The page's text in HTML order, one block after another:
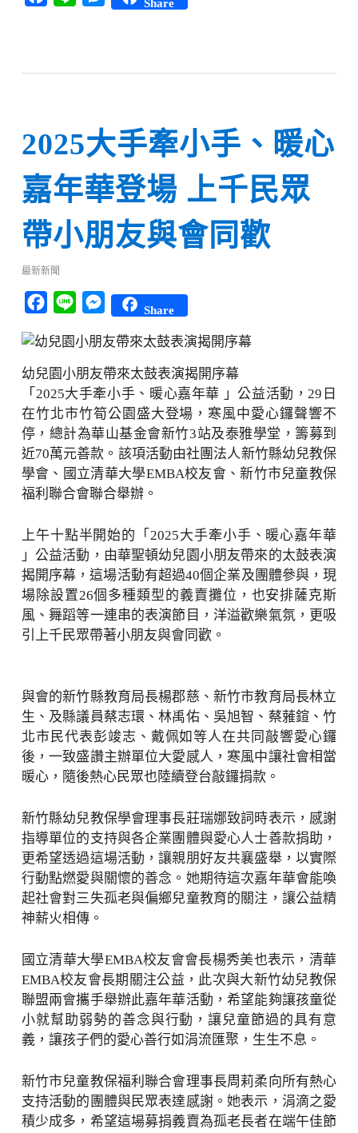
Share
2025大手牽小手、暖心
嘉年華登場 上千民眾
帶小朋友與會同歡
最新新聞
Facebook
Line Messenger
Share
幼兒園小朋友帶來太鼓表演揭開序幕
「2025大手牽小手、暖心嘉年華 」公益活動，29日
在竹北市竹筍公園盛大登場，寒風中愛心鑼聲響不
停，總計為華山基金會新竹3站及泰雅學堂，籌募到
近70萬元善款。該項活動由社團法人新竹縣幼兒教保
學會、國立清華大學EMBA校友會、新竹市兒童教保
福利聯合會聯合舉辦。
上午十點半開始的「2025大手牽小手、暖心嘉年華
」公益活動，由華聖頓幼兒園小朋友帶來的太鼓表演
揭開序幕，這場活動有超過40個企業及團體參與，現
場除設置26個多種類型的義賣攤位，也安排薩克斯
風、舞蹈等一連串的表演節目，洋溢歡樂氣氛，更吸
引上千民眾帶著小朋友與會同歡。
與會的新竹縣教育局長楊郡慈、新竹市教育局長林立
生、及縣議員蔡志環、林禹佑、吳旭智、蔡蕥鍹、竹
北市民代表彭竣志、戴佩如等人在共同敲響愛心鑼
後，一致盛讚主辦單位大愛感人，寒風中讓社會相當
暖心，隨後熱心民眾也陸續登台敲鑼捐款。
新竹縣幼兒教保學會理事長莊瑞娜致詞時表示，感謝
指導單位的支持與各企業團體與愛心人士善款捐助，
更希望透過這場活動，讓親朋好友共襄盛舉，以實際
行動點燃愛與關懷的善念。她期待這次嘉年華會能喚
起社會對三失孤老與偏鄉兒童教育的關注，讓公益精
神薪火相傳。
國立清華大學EMBA校友會會長楊秀美也表示，清華
EMBA校友會長期關注公益，此次與大新竹幼兒教保
聯盟兩會攜手舉辦此嘉年華活動，希望能夠讓孩童從
小就幫助弱勢的善念與行動，讓兒童節過的具有意
義，讓孩子們的愛心善行如涓流匯聚，生生不息。
新竹市兒童教保福利聯合會理事長周莉柔向所有熱心
支持活動的團體與民眾表達感謝。她表示，涓滴之愛
積少成多，希望這場募捐義賣為孤老長者在端午佳節